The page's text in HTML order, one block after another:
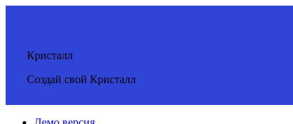
Кристалл
Создай свой Кристалл